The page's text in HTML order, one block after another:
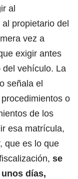
al
propietario del
vez a
exigir antes
del vehículo. La
señala el
o
de los
esa matrícula,
que es lo que
se
días,